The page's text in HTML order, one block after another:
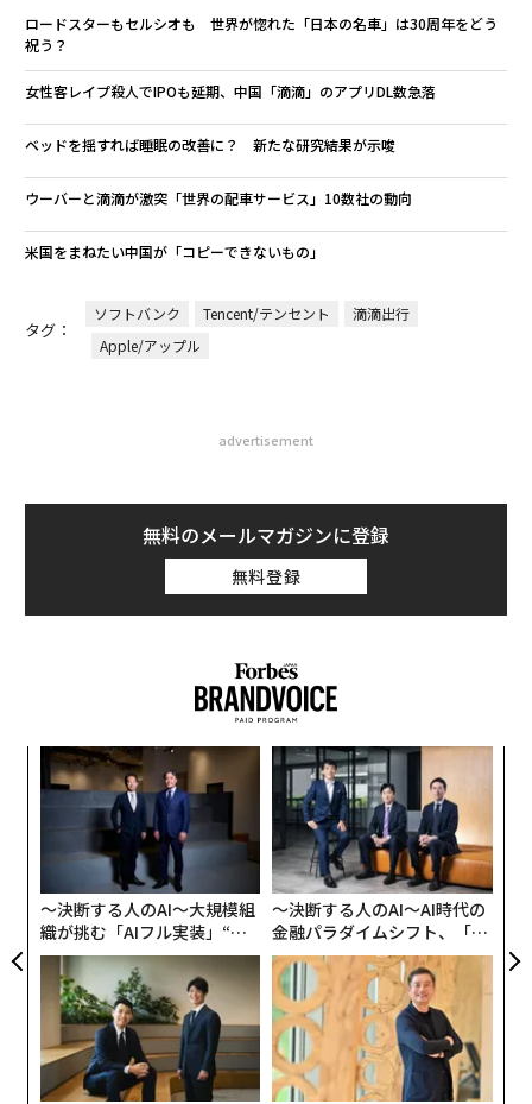
ロードスターもセルシオも 世界が惚れた「日本の名車」は30周年をどう
祝う？
女性客レイプ殺人でIPOも延期、中国「滴滴」のアプリDL数急落
ベッドを揺すれば睡眠の改善に？ 新たな研究結果が示唆
ウーバーと滴滴が激突「世界の配車サービス」10数社の動向
米国をまねたい中国が「コピーできないもの」
タグ：
ソフトバンク Tencent/テンセント
滴滴出行
Apple/アップル
advertisement
無料のメールマガジンに登録
無料登録
〜決断する人のAI〜大規模組
織が挑む「AIフル実装」“使
う”企業から“動く”企業へ【N
TTドコモビジネス×PwC】
〜決断する人のAI〜AI時代の
金融パラダイムシフト、「超
個別化」の核心 【MUFG×ウ
ェルスナビ×PwC】